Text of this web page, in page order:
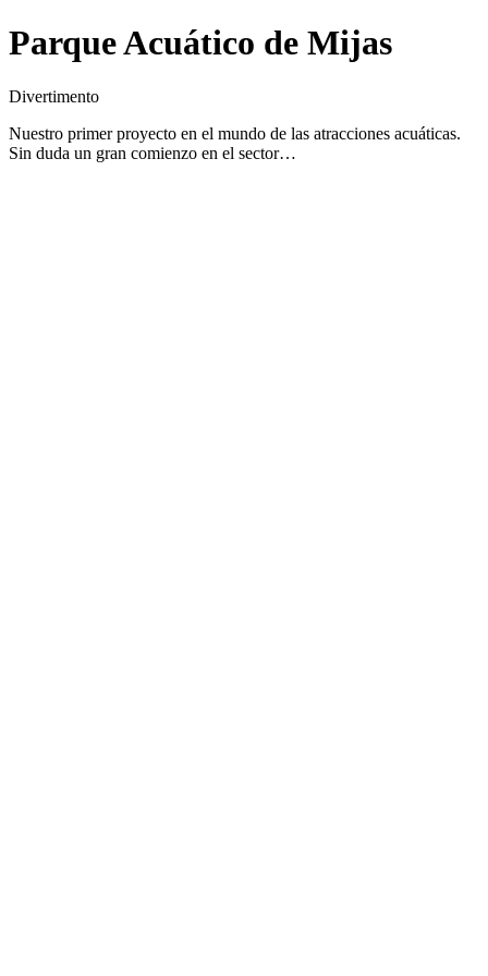
Parque Acuático de Mijas
Divertimento
Nuestro primer proyecto en el mundo de las atracciones acuáticas.
Sin duda un gran comienzo en el sector…